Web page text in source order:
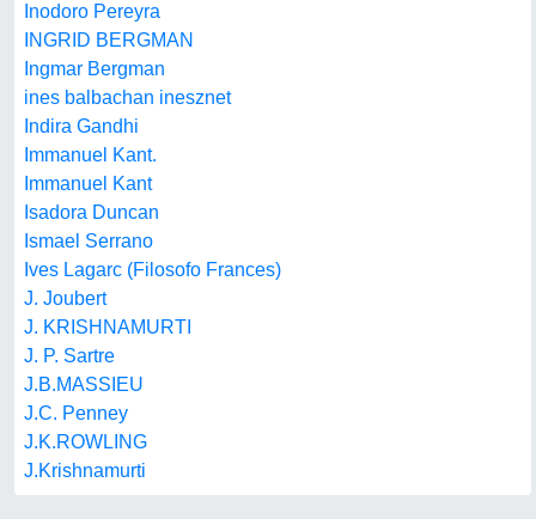
Inodoro Pereyra
INGRID BERGMAN
Ingmar Bergman
ines balbachan inesznet
Indira Gandhi
Immanuel Kant.
Immanuel Kant
Isadora Duncan
Ismael Serrano
Ives Lagarc (Filosofo Frances)
J. Joubert
J. KRISHNAMURTI
J. P. Sartre
J.B.MASSIEU
J.C. Penney
J.K.ROWLING
J.Krishnamurti